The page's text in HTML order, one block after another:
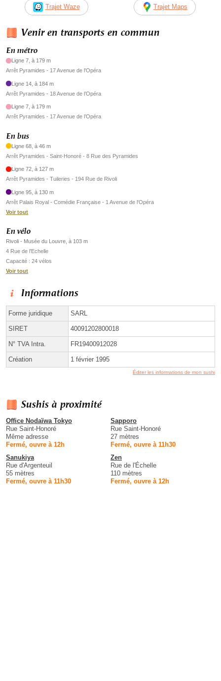
Trajet Waze Trajet Maps
Venir en transports en commun
En métro
Ligne 7, à 179 m
Arrêt Pyramides - 17 Avenue de l'Opéra
Ligne 14, à 184 m
Arrêt Pyramides - 18 Avenue de l’Opéra
Ligne 7, à 179 m
Arrêt Pyramides - 17 Avenue de l’Opéra
En bus
Ligne 68, à 46 m
Arrêt Pyramides - Saint-Honoré - 8 Rue des Pyramides
Ligne 72, à 127 m
Arrêt Pyramides - Tuileries - 194 Rue de Rivoli
Ligne 95, à 130 m
Arrêt Palais Royal - Comédie Française - 1 Avenue de l'Opéra
Voir tout
En vélo
Rivoli - Musée du Louvre, à 103 m
4 Rue de l'Echelle
Capacité : 24 vélos
Voir tout
Informations
Forme juridique SARL
SIRET 40091202800018
N° TVA Intra. FR19400912028
Création 1 février 1995
Éditer les informations de mon sushi
Sushis à proximité
Office Nodaïwa Tokyo
Rue Saint-Honoré
Même adresse
Fermé, ouvre à 12h
Sapporo
Rue Saint-Honoré
27 mètres
Fermé, ouvre à 11h30
Sanukiya
Rue d'Argenteuil
55 mètres
Fermé, ouvre à 11h30
Zen
Rue de l'Échelle
110 mètres
Fermé, ouvre à 12h